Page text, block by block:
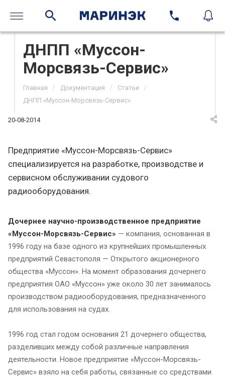
ДНПП «Муссон-
Морсвязь-Сервис»
Главная / Документация / Статьи /
ДНПП «Муссон-Морсвязь-Сервис»
20-08-2014
Предприятие «Муссон-Морсвязь-Сервис»
специализируется на разработке, производстве и
сервисном обслуживании судового
радиооборудования.
Дочернее научно-производственное предприятие
«Муссон-Морсвязь-Сервис» — компания, основанная в
1996 году на базе одного из крупнейших промышленных
предприятий Севастополя — Открытого акционерного
общества «Муссон». На момент образования дочернего
предприятия ОАО «Муссон» уже около 30 лет занималось
производством радиооборудования, предназначенного
для использования на судах.
1996 год стал годом основания 21 дочернего общества,
разделивших между собой различные направления
деятельности. Новое предприятие «Муссон-Морсвязь-
Сервис» взяло на себя работы, связанные со средствами